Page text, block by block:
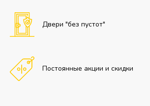
Двери "без пустот"
Постоянные акции и скидки